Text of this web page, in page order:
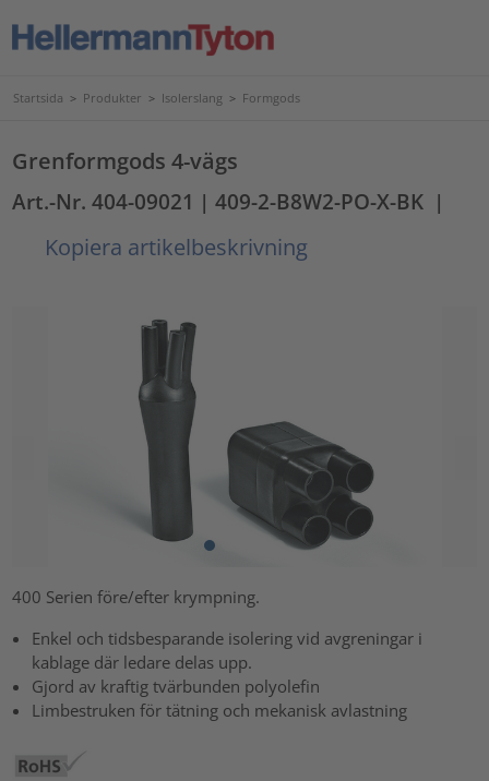
Startsida > Produkter > Isolerslang > Formgods
Grenformgods 4-vägs
Art.-Nr. 404-09021 | 409-2-B8W2-PO-X-BK |
Kopiera artikelbeskrivning
400 Serien före/efter krympning.
Enkel och tidsbesparande isolering vid avgreningar i
kablage där ledare delas upp.
Gjord av kraftig tvärbunden polyolefin
Limbestruken för tätning och mekanisk avlastning